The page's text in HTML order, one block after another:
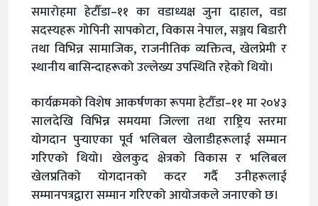
समारोहमा हेटौँडा–११ का वडाध्यक्ष जुना दाहाल, वडा
सदस्यहरू गोपिनी सापकोटा, विकास नेपाल, सञ्जय बिडारी
तथा विभिन्न सामाजिक, राजनीतिक व्यक्तित्व, खेलप्रेमी र
स्थानीय बासिन्दाहरूको उल्लेख्य उपस्थिति रहेको थियो।
कार्यक्रमको विशेष आकर्षणका रूपमा हेटौँडा–११ मा २०४३
सालदेखि विभिन्न समयमा जिल्ला तथा राष्ट्रिय स्तरमा
योगदान पुर्‍याएका पूर्व भलिबल खेलाडीहरूलाई सम्मान
गरिएको थियो। खेलकुद क्षेत्रको विकास र भलिबल
खेलप्रतिको योगदानको कदर गर्दै उनीहरूलाई
सम्मानपत्रद्वारा सम्मान गरिएको आयोजकले जनाएको छ।